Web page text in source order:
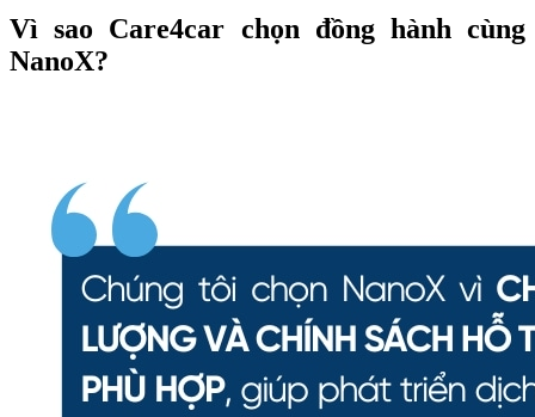
Vì sao Care4car chọn đồng hành cùng
NanoX?